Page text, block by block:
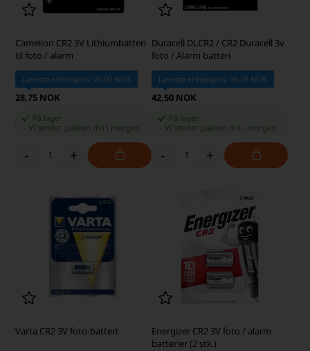
Camelion CR2 3V Lithiumbatteri
til foto / alarm
Laveste enhetspris: 25,00 NOK
28,75 NOK
På lager
-Vi sender pakken din i morgen
- +
Duracell DLCR2 / CR2 Duracell 3v
foto / Alarm batteri
Laveste enhetspris: 38,75 NOK
42,50 NOK
På lager
Vi sender pakken din i morgen
- +
Varta CR2 3V foto-batteri
Energizer CR2 3V foto / alarm
batterier (2 stk.)